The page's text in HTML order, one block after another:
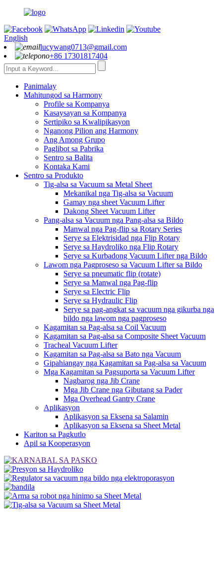
English
lucywang0713@gmail.com
+86 17301817404
Panimalay
Mahitungod sa Harmony
Profile sa Kompanya
Kasaysayan sa Kompanya
Sertipiko sa Kwalipikasyon
Nganong Pilion ang Harmony
Ang Among Grupo
Paglibot sa Pabrika
Sentro sa Balita
Kontaka Kami
Sentro sa Produkto
Tig-alsa sa Vacuum sa Metal Sheet
Mekanikal nga Tig-alsa sa Vacuum
Gamay nga sheet Vacuum Lifter
Dakong Sheet Vacuum Lifter
Pang-alsa sa Vacuum nga Pang-alsa sa Bildo
Manwal nga Pag-flip sa Rotary Series
Serye sa Elektrisidad nga Flip Rotary
Serye sa Haydroliko nga Flip Rotary
Serye sa Kurbadong Vacuum Lifter nga Bildo
Lawom nga Pagproseso sa Vacuum Lifter sa Bildo
Serye sa pneumatic flip (rotate)
Serye sa Manwal nga Pag-flip
Serye sa Electric Flip
Serye sa Hydraulic Flip
Serye sa pag-angkat sa vacuum nga gikurba nga
bildo nga lawom nga pagproseso
Kagamitan sa Pag-alsa sa Coil Vacuum
Kagamitan sa Pag-alsa sa Composite Sheet Vacuum
Tracheal Vacuum Lifter
Kagamitan sa Pag-alsa sa Bato nga Vacuum
Gipahiangay nga Kagamitan sa Pag-alsa sa Vacuum
Mga Kagamitan sa Pagsuporta sa Vacuum Lifter
Nagbarog nga Jib Crane
Mga Jib Crane nga Gibutang sa Pader
Mga Overhead Gantry Crane
Aplikasyon
Aplikasyon sa Eksena sa Salamin
Aplikasyon sa Eksena sa Sheet Metal
Kariton sa Pagkutlo
Apil sa Kooperasyon